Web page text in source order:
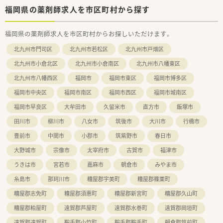
■勤続年数が長い方が多く、定着率の高い店舗です。
福岡県の薬剤師求人を市区町村から探す
福岡県の薬剤師求人を市区町村からお探しいただけます。
北九州市門司区 北九州市若松区
北九州市戸畑区
北九州市小倉北区
北九州市小倉南区
北九州市八幡東区
北九州市八幡西区
福岡市 福岡市東区
福岡市博多区
福岡市中央区
福岡市南区 福岡市西区
福岡市城南区
福岡市早良区
大牟田市 久留米市 直方市
飯塚市
田川市
柳川市 八女市 筑後市 大川市
行橋市
豊前市
中間市 小郡市 筑紫野市
春日市
大野城市
宗像市 太宰府市 古賀市
福津市
うきは市
宮若市 嘉麻市 朝倉市
みやま市
糸島市
那珂川市 糟屋郡宇美町
糟屋郡篠栗町
糟屋郡志免町
糟屋郡須惠町 糟屋郡新宮町
糟屋郡久山町
糟屋郡粕屋町
遠賀郡芦屋町 遠賀郡水巻町
遠賀郡岡垣町